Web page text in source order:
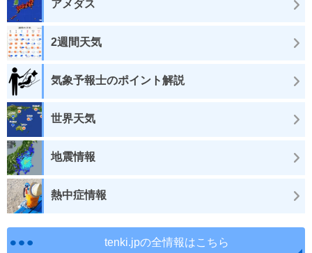
アメダス
2週間天気
気象予報士のポイント解説
世界天気
地震情報
熱中症情報
tenki.jpの全情報はこちら